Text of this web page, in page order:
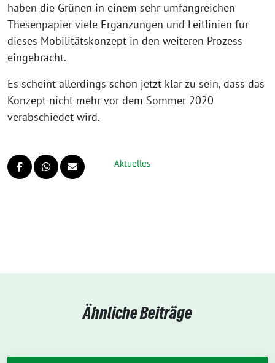
haben die Grünen in einem sehr umfangreichen
Thesenpapier viele Ergänzungen und Leitlinien für
dieses Mobilitätskonzept in den weiteren Prozess
eingebracht.
Es scheint allerdings schon jetzt klar zu sein, dass das
Konzept nicht mehr vor dem Sommer 2020
verabschiedet wird.
Aktuelles
Ähnliche Beiträge